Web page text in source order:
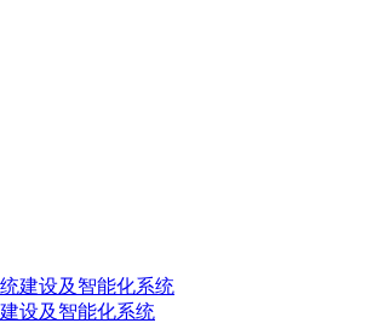
设及智能化系统